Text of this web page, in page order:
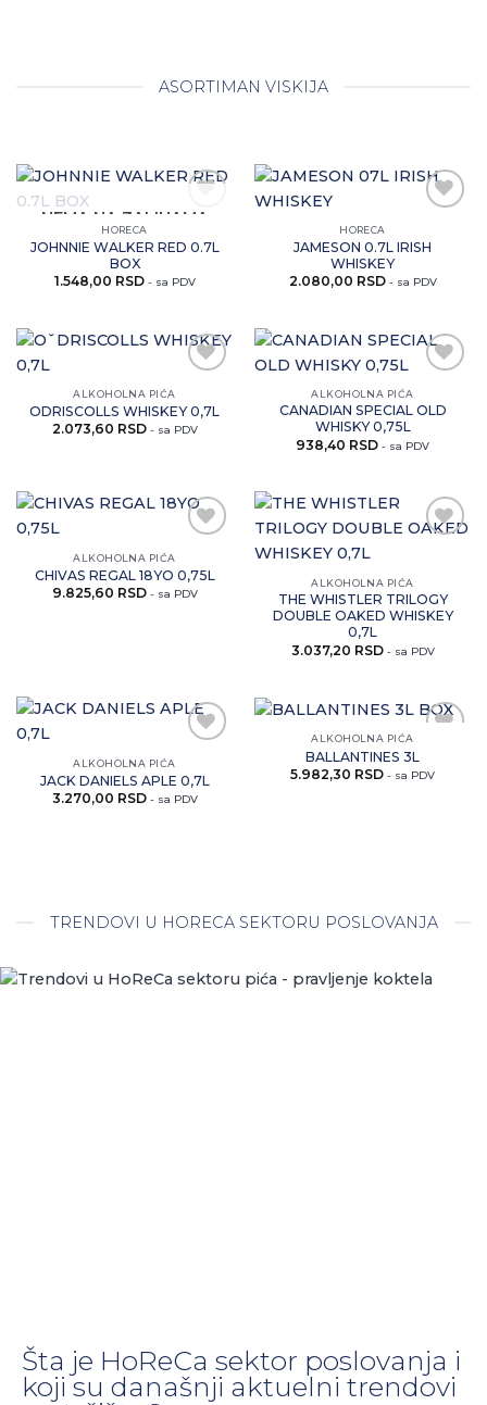
ASORTIMAN VISKIJA
ovaj
NEMA NA ZALIHAMA
HORECA
JOHNNIE WALKER RED 0.7L
BOX
1.548,00 RSD - sa PDV
ovaj
HORECA
JAMESON 0.7L IRISH
WHISKEY
2.080,00 RSD - sa PDV
Zaprati
ovaj
artikal
ALKOHOLNA PIĆA
ODRISCOLLS WHISKEY 0,7L
2.073,60 RSD - sa PDV
Zaprati
ovaj
ALKOHOLNA PIĆA
CANADIAN SPECIAL OLD
WHISKY 0,75L
938,40 RSD - sa PDV
Zaprati
ovaj
artikal
ALKOHOLNA PIĆA
CHIVAS REGAL 18YO 0,75L
9.825,60 RSD - sa PDV
artikal
ALKOHOLNA PIĆA
THE WHISTLER TRILOGY
DOUBLE OAKED WHISKEY
0,7L
3.037,20 RSD - sa PDV
Zaprati
ovaj
artikal
ALKOHOLNA PIĆA
JACK DANIELS APLE 0,7L
3.270,00 RSD - sa PDV
Zaprati
ovaj
ALKOHOLNA PIĆA
BALLANTINES 3L
5.982,30 RSD - sa PDV
TRENDOVI U HORECA SEKTORU POSLOVANJA
Šta je HoReCa sektor poslovanja i
koji su današnji aktuelni trendovi